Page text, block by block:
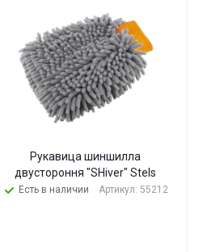
Рукавица шиншилла
двустороння "SHiver" Stels
Есть в наличии Артикул: 55212